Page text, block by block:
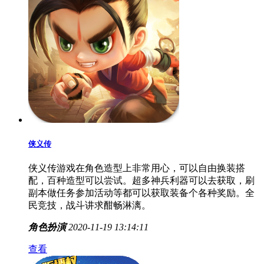
侠义传
侠义传游戏在角色造型上非常用心，可以自由换装搭
配，百种造型可以尝试。超多神兵利器可以去获取，刷
副本做任务参加活动等都可以获取装备个各种奖励。全
民竞技，战斗讲求酣畅淋漓。
角色扮演 2020-11-19 13:14:11
查看